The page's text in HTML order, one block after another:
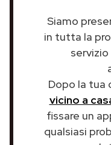
Siamo
in tutta la
Dopo la tua
vicino a
fissare un
qualsiasi